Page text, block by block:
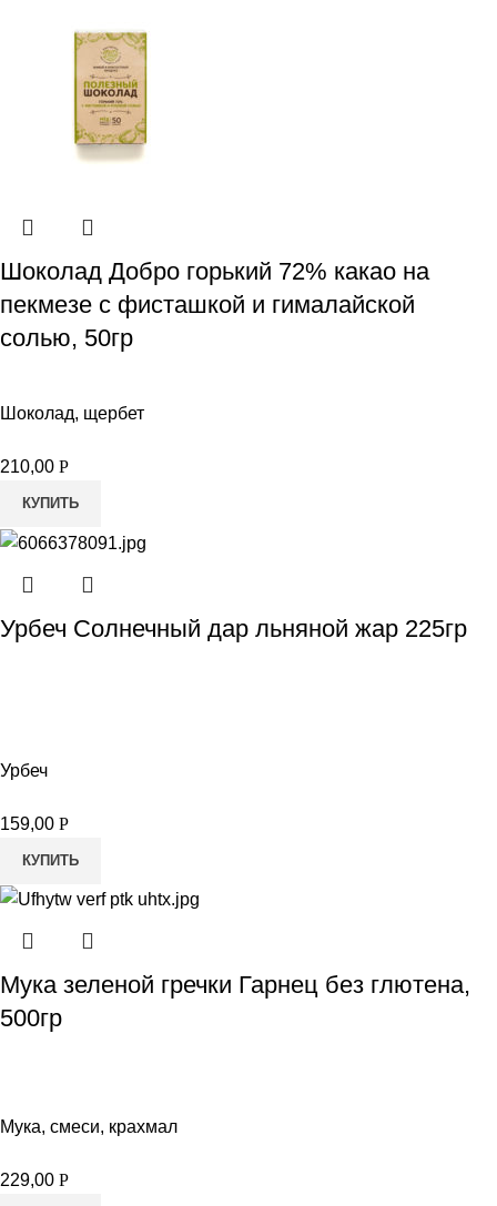
Шоколад Добро горький 72% какао на
пекмезе с фисташкой и гималайской
солью, 50гр
Шоколад, щербет
210,00 Р
КУПИТЬ
Урбеч Солнечный дар льняной жар 225гр
Урбеч
159,00 Р
КУПИТЬ
Мука зеленой гречки Гарнец без глютена,
500гр
Мука, смеси, крахмал
229,00 Р